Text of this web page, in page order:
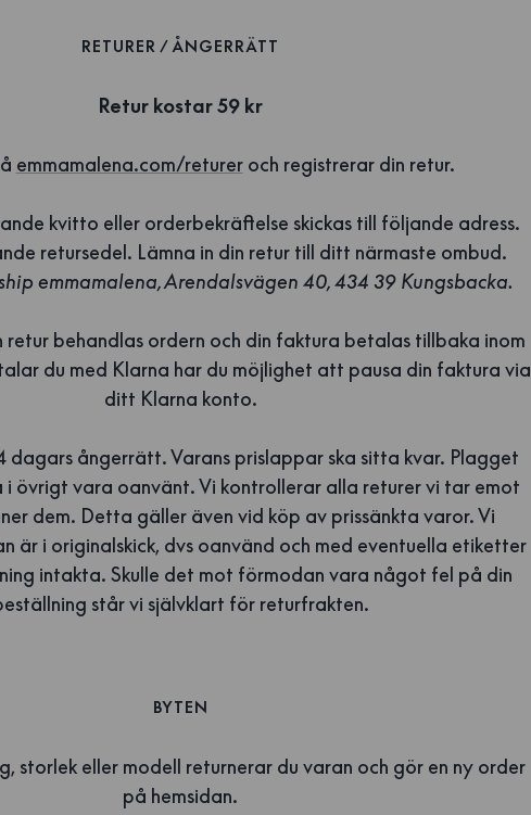
RETURER / ÅNGERRÄTT
Retur kostar 59 kr
emmamalena.com/retureroch registrerar din retur.
kvitto eller orderbekräftelse skickas till följande adress.
retursedel. Lämna in din retur till ditt närmaste ombud.
emmamalena, Arendalsvägen 40, 434 39 Kungsbacka.
behandlas ordern och din faktura betalas tillbaka inom
du med Klarna har du möjlighet att pausa din faktura via
ditt Klarna konto.
dagars ångerrätt. Varans prislappar ska sitta kvar. Plagget
i övrigt vara oanvänt. Vi kontrollerar alla returer vi tar emot
dem. Detta gäller även vid köp av prissänkta varor. Vi
är i originalskick, dvs oanvänd och med eventuella etiketter
intakta. Skulle det mot förmodan vara något fel på din
står vi självklart för returfrakten.
BYTEN
storlek eller modell returnerar du varan och gör en ny order
på hemsidan.